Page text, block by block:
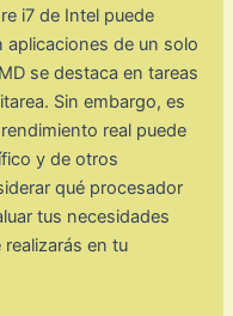
i7 de Intel puede
aplicaciones de un solo
se destaca en tareas
Sin embargo, es
real puede
y de otros
qué procesador
tus necesidades
en tu